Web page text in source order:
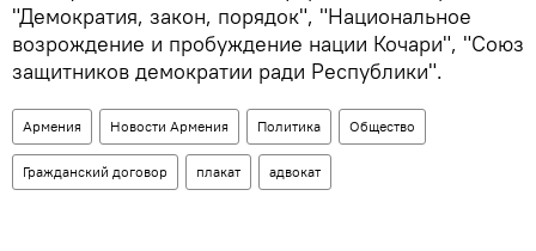
"Демократия, закон, порядок", "Национальное
возрождение и пробуждение нации Кочари", "Союз
защитников демократии ради Республики".
Армения Новости Армения Политика Общество
Гражданский договор плакат адвокат